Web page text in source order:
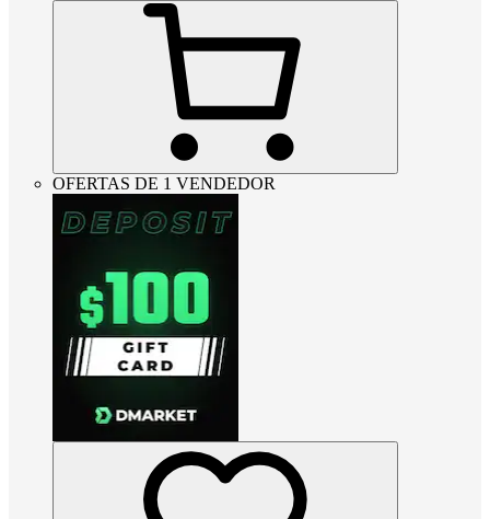
OFERTAS DE 1 VENDEDOR